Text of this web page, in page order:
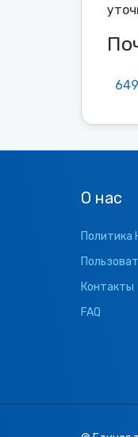
О нас
Политика
Контакты
FAQ